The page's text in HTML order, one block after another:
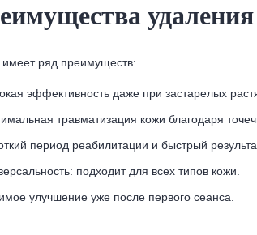
ряд преимуществ:
эффективность даже при застарелых
травматизация кожи благодаря
период реабилитации и быстрый
подходит для всех типов кожи.
улучшение уже после первого сеанса.